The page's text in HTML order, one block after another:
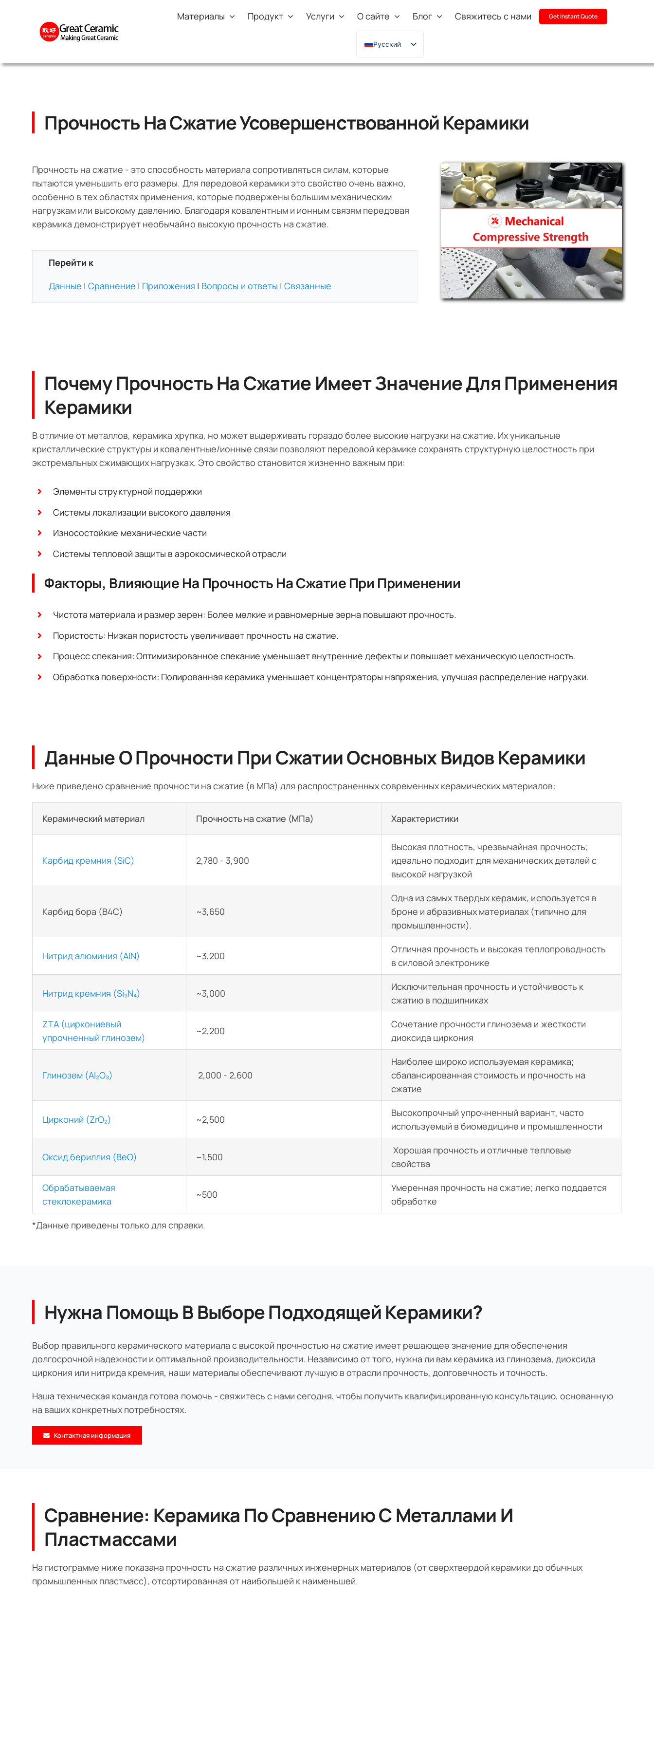
Материалы Продукт Услуги О сайте Блог Свяжитесь с нами Get Instant Quote
Русский
English
日本語
Italiano
Português
Прочность На Сжатие Усовершенствованной Керамики
Прочность на сжатие - это способность материала сопротивляться силам, которые
пытаются уменьшить его размеры. Для передовой керамики это свойство очень важно,
особенно в тех областях применения, которые подвержены большим механическим
нагрузкам или высокому давлению. Благодаря ковалентным и ионным связям передовая
керамика демонстрирует необычайно высокую прочность на сжатие.
Перейти к
Данные |Сравнение | Приложения | Вопросы и ответы | Связанные
Почему Прочность На Сжатие Имеет Значение Для Применения
Керамики
В отличие от металлов, керамика хрупка, но может выдерживать гораздо более высокие нагрузки на сжатие. Их уникальные
кристаллические структуры и ковалентные/ионные связи позволяют передовой керамике сохранять структурную целостность при
экстремальных сжимающих нагрузках. Это свойство становится жизненно важным при:
Элементы структурной поддержки
Системы локализации высокого давления
Износостойкие механические части
Системы тепловой защиты в аэрокосмической отрасли
Факторы, Влияющие На Прочность На Сжатие При Применении
Чистота материала и размер зерен: Более мелкие и равномерные зерна повышают прочность.
Пористость: Низкая пористость увеличивает прочность на сжатие.
Процесс спекания: Оптимизированное спекание уменьшает внутренние дефекты и повышает механическую целостность.
Обработка поверхности: Полированная керамика уменьшает концентраторы напряжения, улучшая распределение нагрузки.
Данные О Прочности При Сжатии Основных Видов Керамики
Ниже приведено сравнение прочности на сжатие (в МПа) для распространенных современных керамических материалов:
Керамический материал Прочность на сжатие (МПа) Характеристики
Карбид кремния (SiC) 2,780 - 3,900
Высокая плотность, чрезвычайная прочность;
идеально подходит для механических деталей с
высокой нагрузкой
Карбид бора (B4C) ~3,650
Одна из самых твердых керамик, используется в
броне и абразивных материалах (типично для
промышленности).
Нитрид алюминия (AlN) ~3,200
Отличная прочность и высокая теплопроводность
в силовой электронике
Нитрид кремния (Si₃N₄) ~3,000
Исключительная прочность и устойчивость к
сжатию в подшипниках
ZTA (циркониевый
упрочненный глинозем)
~2,200
Сочетание прочности глинозема и жесткости
диоксида циркония
Глинозем (Al₂O₃) 2,000 - 2,600
Наиболее широко используемая керамика;
сбалансированная стоимость и прочность на
сжатие
Цирконий (ZrO₂) ~2,500
Высокопрочный упрочненный вариант, часто
используемый в биомедицине и промышленности
Оксид бериллия (BeO) ~1,500
Хорошая прочность и отличные тепловые
свойства
Обрабатываемая
стеклокерамика
~500
Умеренная прочность на сжатие; легко поддается
обработке
*Данные приведены только для справки.
Нужна Помощь В Выборе Подходящей Керамики?
Выбор правильного керамического материала с высокой прочностью на сжатие имеет решающее значение для обеспечения
долгосрочной надежности и оптимальной производительности. Независимо от того, нужна ли вам керамика из глинозема, диоксида
циркония или нитрида кремния, наши материалы обеспечивают лучшую в отрасли прочность, долговечность и точность.
Наша техническая команда готова помочь - свяжитесь с нами сегодня, чтобы получить квалифицированную консультацию, основанную
на ваших конкретных потребностях.
Контактная информация
Сравнение: Керамика По Сравнению С Металлами И
Пластмассами
На гистограмме ниже показана прочность на сжатие различных инженерных материалов (от сверхтвердой керамики до обычных
промышленных пластмасс), отсортированная от наибольшей к наименьшей.